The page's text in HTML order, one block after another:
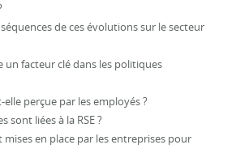
de ces évolutions sur le secteur
un facteur clé dans les politiques
elle perçue par les employés ?
sont liées à la RSE ?
en place par les entreprises pour